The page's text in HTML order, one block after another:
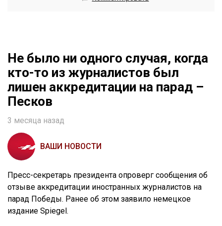
Не было ни одного случая, когда
кто-то из журналистов был
лишен аккредитации на парад –
Песков
3 месяца назад
ВАШИ НОВОСТИ
Пресс-секретарь президента опроверг сообщения об
отзыве аккредитации иностранных журналистов на
парад Победы. Ранее об этом заявило немецкое
издание Spiegel.